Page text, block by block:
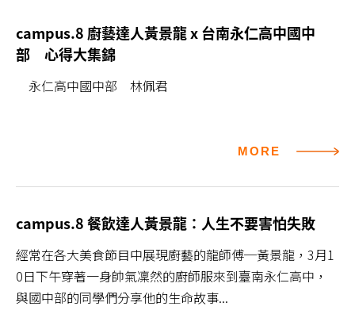
campus.8 廚藝達人黃景龍 x 台南永仁高中國中
部 心得大集錦
永仁高中國中部 林佩君
MORE
campus.8 餐飲達人黃景龍：人生不要害怕失敗
經常在各大美食節目中展現廚藝的龍師傅─黃景龍，3月1
0日下午穿著一身帥氣凜然的廚師服來到臺南永仁高中，
與國中部的同學們分享他的生命故事...